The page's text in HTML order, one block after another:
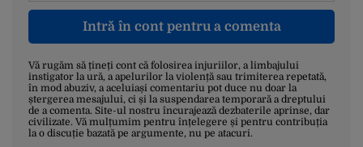
Intră în cont pentru a comenta
Vă rugăm să țineți cont că folosirea injuriilor, a limbajului
instigator la ură, a apelurilor la violență sau trimiterea repetată,
în mod abuziv, a aceluiași comentariu pot duce nu doar la
ștergerea mesajului, ci și la suspendarea temporară a dreptului
de a comenta. Site-ul nostru încurajează dezbaterile aprinse, dar
civilizate. Vă mulțumim pentru înțelegere și pentru contribuția
la o discuție bazată pe argumente, nu pe atacuri.